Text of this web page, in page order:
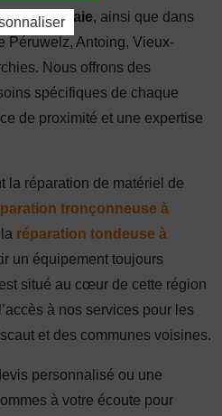
taille haie, ainsi que dans
Péruwelz, Antoing, Vieux-
Nous offrons des
spécifiques de chaque
de proximité et une expertise
la réparation de matériel de
tronçonneuse à
réparation tondeuse à
un équipement toujours
situé au cœur de cette région
à nos services pour les
et des communes voisines.
personnalisé ou une
à votre écoute pour